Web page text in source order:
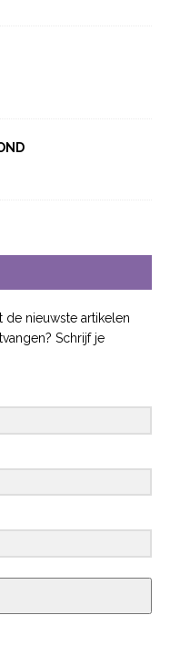
de nieuwste artikelen
Schrijf je